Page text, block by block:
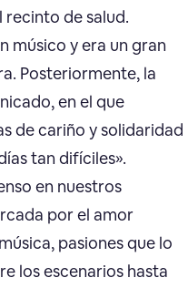
recinto de salud.
músico y era un gran
Posteriormente, la
en el que
de cariño y solidaridad
tan difíciles».
en nuestros
por el amor
pasiones que lo
los escenarios hasta